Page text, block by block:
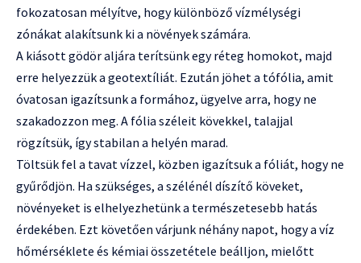
fokozatosan mélyítve, hogy különböző vízmélységi
zónákat alakítsunk ki a növények számára.
A kiásott gödör aljára terítsünk egy réteg homokot, majd
erre helyezzük a geotextíliát. Ezután jöhet a tófólia, amit
óvatosan igazítsunk a formához, ügyelve arra, hogy ne
szakadozzon meg. A fólia széleit kövekkel, talajjal
rögzítsük, így stabilan a helyén marad.
Töltsük fel a tavat vízzel, közben igazítsuk a fóliát, hogy ne
gyűrődjön. Ha szükséges, a szélénél díszítő köveket,
növényeket is elhelyezhetünk a természetesebb hatás
érdekében. Ezt követően várjunk néhány napot, hogy a víz
hőmérséklete és kémiai összetétele beálljon, mielőtt